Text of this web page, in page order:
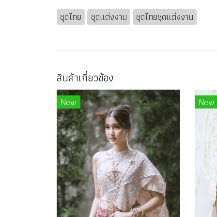
ชุดไทย ชุดแต่งงาน ชุดไทยชุดแต่งงาน
สินค้าเกี่ยวข้อง
New New